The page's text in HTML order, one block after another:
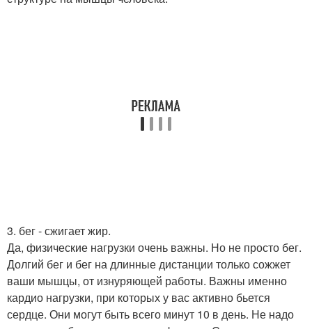
3. бег - сжигает жир.
Да, физические нагрузки очень важны. Но не просто бег.
Долгий бег и бег на длинные дистанции только сожжет
ваши мышцы, от изнуряющей работы. Важны именно
кардио нагрузки, при которых у вас активно бьется
сердце. Они могут быть всего минут 10 в день. Не надо